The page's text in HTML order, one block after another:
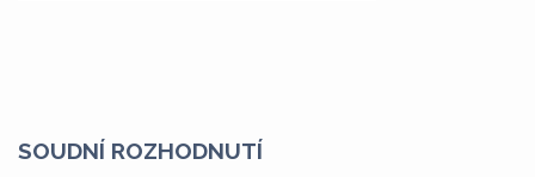
SOUDNÍ ROZHODNUTÍ